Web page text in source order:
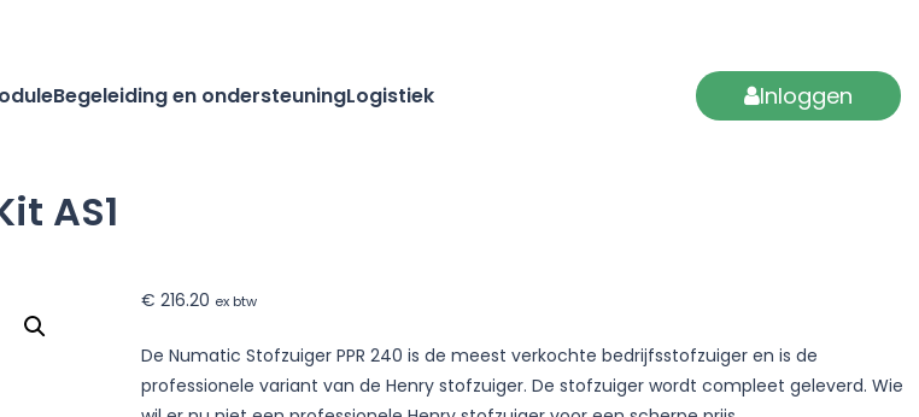
Begeleiding en ondersteuningLogistiek Inloggen
AS1
€ 216.20 ex btw
De Numatic Stofzuiger PPR 240 is de meest verkochte bedrijfsstofzuiger en is de
professionele variant van de Henry stofzuiger. De stofzuiger wordt compleet geleverd. Wie